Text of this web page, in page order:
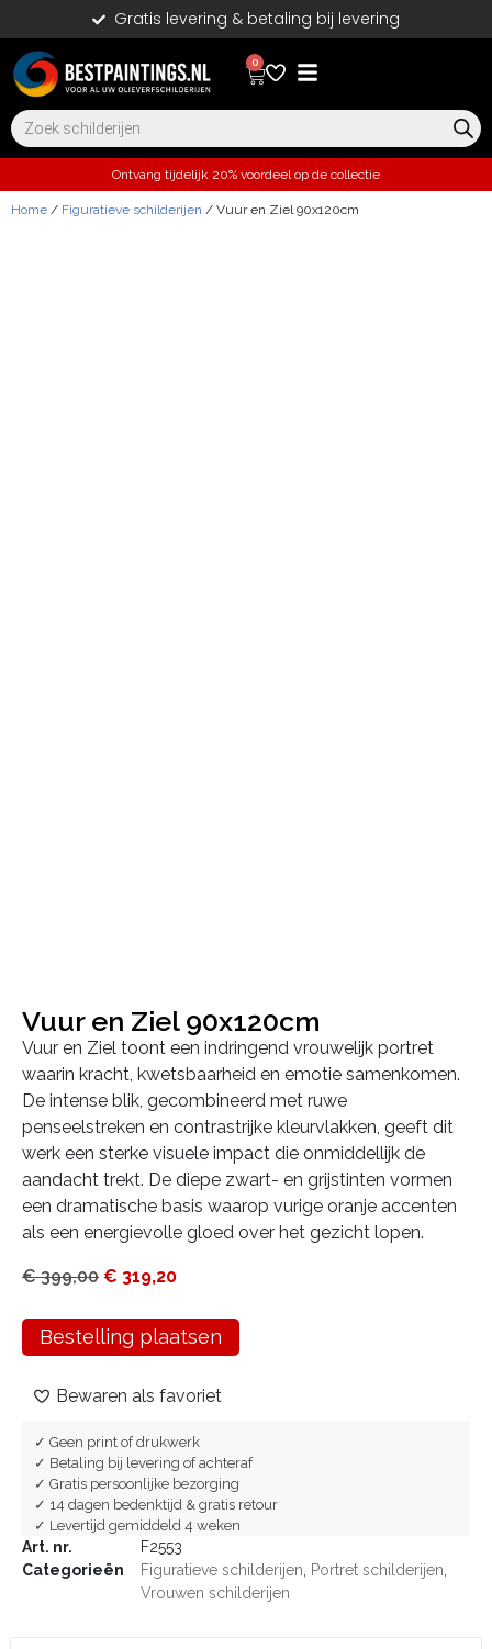
Gratis levering & betaling bij levering
0
Ontvang tijdelijk 20% voordeel op de collectie
Home / Figuratieve schilderijen / Vuur en Ziel 90x120cm
Vuur en Ziel 90x120cm
Vuur en Ziel toont een indringend vrouwelijk portret
waarin kracht, kwetsbaarheid en emotie samenkomen.
De intense blik, gecombineerd met ruwe
penseelstreken en contrastrijke kleurvlakken, geeft dit
werk een sterke visuele impact die onmiddellijk de
aandacht trekt. De diepe zwart- en grijstinten vormen
een dramatische basis waarop vurige oranje accenten
als een energievolle gloed over het gezicht lopen.
€399,00 € 319,20
Bestelling plaatsen
Bewaren als favoriet
✓ Geen print of drukwerk
✓ Betaling bij levering of achteraf
✓ Gratis persoonlijke bezorging
✓ 14 dagen bedenktijd & gratis retour
✓ Levertijd gemiddeld 4 weken
Art. nr.
F2553
Categorieën
Figuratieve schilderijen, Portret schilderijen,
Vrouwen schilderijen